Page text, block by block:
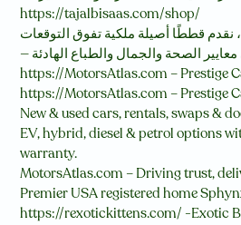
https://tajalbisaas.com/shop/
نقدم قططًا أصيلة ملكية تفوق التوقعات
https://MotorsAtlas.com – Prestige
https://MotorsAtlas.com – Prestige
New & used cars, rentals, swaps &
EV, hybrid, diesel & petrol options
warranty.
MotorsAtlas.com – Driving trust,
Premier USA registered home
https://rexotickittens.com/ -Exotic